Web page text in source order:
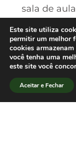
sala de
fortemente
da tristeza
amigo
[/lang_pt]
Este site utiliza
permitir um melhor
cookies
você tenha uma
este site você
Aceitar e Fechar